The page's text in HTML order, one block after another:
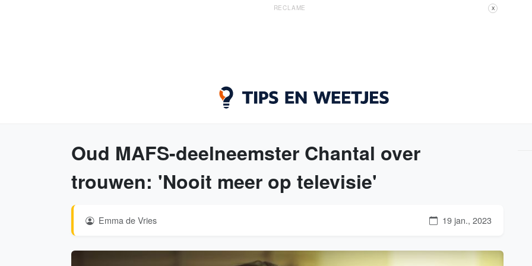
RECLAME X
Oud MAFS-deelneemster Chantal over
trouwen: 'Nooit meer op televisie'
Emma de Vries 19 jan., 2023